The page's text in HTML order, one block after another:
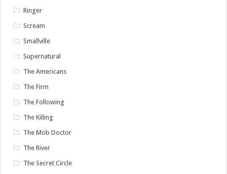
Ringer
Scream
Smallville
Supernatural
The Americans
The Firm
The Following
The Killing
The Mob Doctor
The River
The Secret Circle